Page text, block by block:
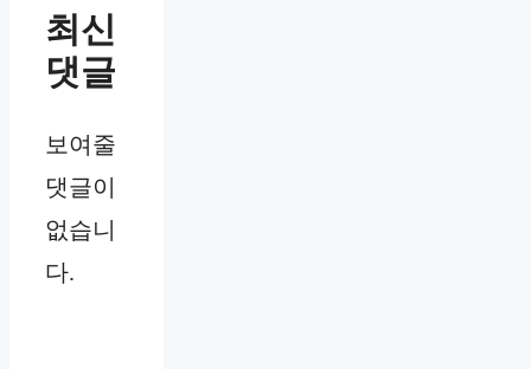
최신
댓글
보여줄
댓글이
없습니
다.